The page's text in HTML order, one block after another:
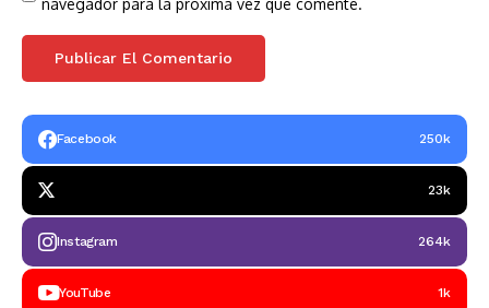
navegador para la próxima vez que comente.
Facebook 250k
23k
Instagram 264k
YouTube 1k